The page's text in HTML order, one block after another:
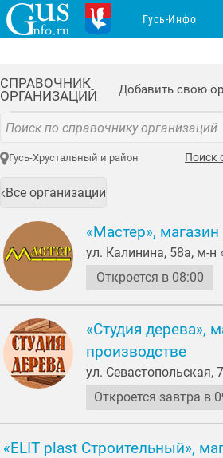
СПРАВОЧНИК
ОРГАНИЗАЦИЙ
Добавить свою
Гусь-Хрустальный и район Поиск
Все организации
«Мастер»,
ул. Калинина, 58а, м-н
Откроется в 08:00
«Студия дерева»,
производстве
ул. Севастопольская, 7
Откроется завтра в
«ELIT plast Строительный»,
Гусь-Инфо